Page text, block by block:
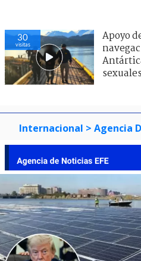
30
visitas
Apoyo
sexuales
Internacional > Agencia